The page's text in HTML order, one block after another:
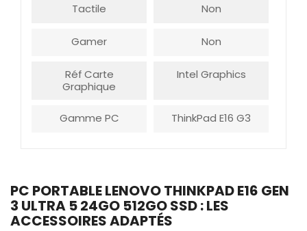
Tactile Non
Gamer Non
Réf Carte
Graphique
Intel Graphics
Gamme PC ThinkPad E16 G3
PC PORTABLE LENOVO THINKPAD E16 GEN
3 ULTRA 5 24GO 512GO SSD : LES
ACCESSOIRES ADAPTÉS